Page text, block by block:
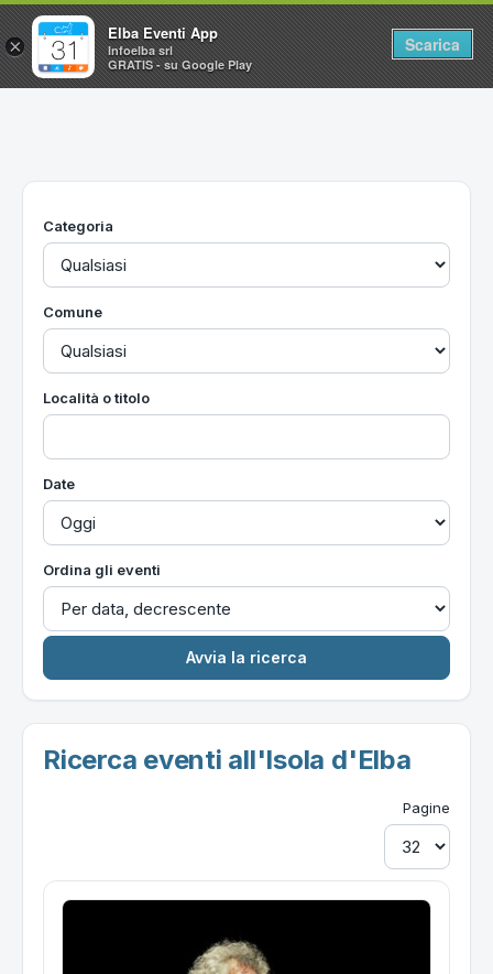
Home
Utilità
Categoria
Comune
Località o titolo
Date
Ordina gli eventi
Ricerca eventi all'Isola d'Elba
Pagine
×
Elba Eventi App
Infoelba srl
GRATIS - su Google Play
Scarica